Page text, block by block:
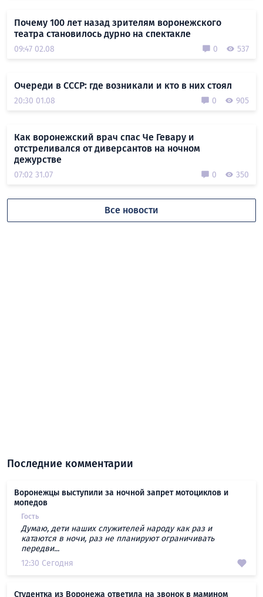
Почему 100 лет назад зрителям воронежского
театра становилось дурно на спектакле
09:47 02.08 0 537
Очереди в СССР: где возникали и кто в них стоял
20:30 01.08 0 905
Как воронежский врач спас Че Гевару и
отстреливался от диверсантов на ночном
дежурстве
07:02 31.07 0 350
Все новости
Последние комментарии
Воронежцы выступили за ночной запрет мотоциклов и
мопедов
Гость
Думаю, дети наших служителей народу как раз и
катаются в ночи, раз не планируют ограничивать
передви...
12:30 Сегодня
Студентка из Воронежа ответила на звонок в мамином